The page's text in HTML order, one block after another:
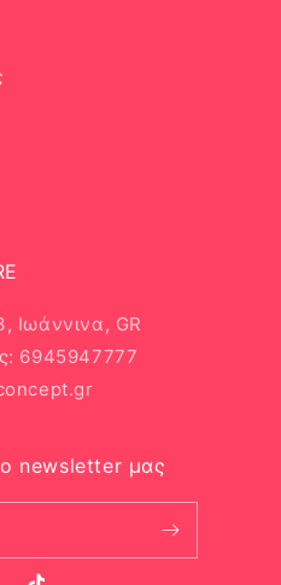
Ιωάννινα, GR
6945947777
newsletter μας